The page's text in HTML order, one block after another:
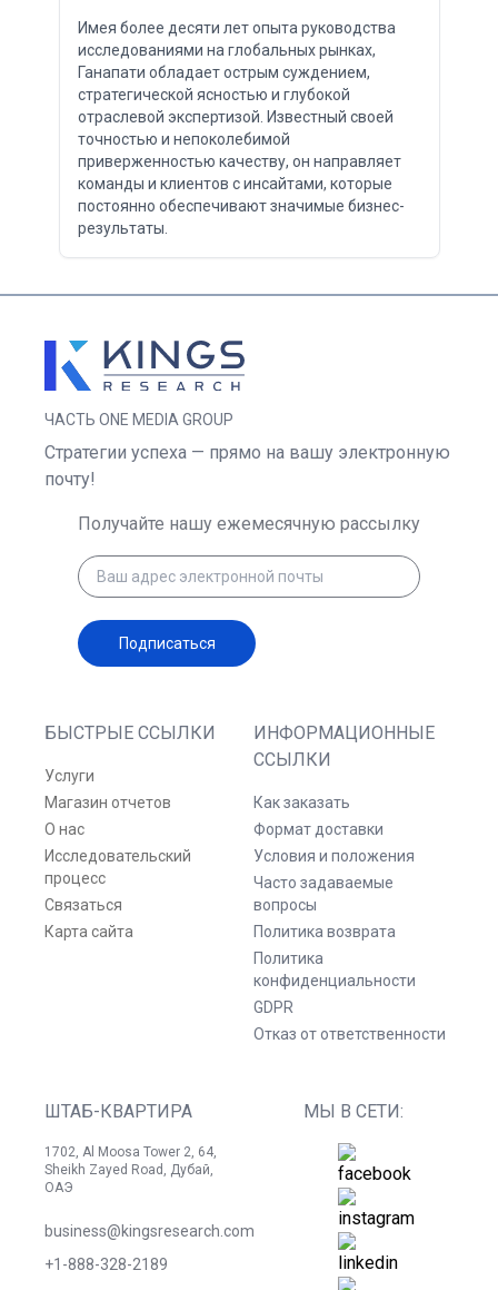
Имея более десяти лет опыта руководства
исследованиями на глобальных рынках,
Ганапати обладает острым суждением,
стратегической ясностью и глубокой
отраслевой экспертизой. Известный своей
точностью и непоколебимой
приверженностью качеству, он направляет
команды и клиентов с инсайтами, которые
постоянно обеспечивают значимые бизнес-
результаты.
ЧАСТЬ ONE MEDIA GROUP
БЫСТРЫЕ ССЫЛКИ
Услуги
Магазин отчетов
О нас
Исследовательский
процесс
Связаться
Карта сайта
ИНФОРМАЦИОННЫЕ
ССЫЛКИ
Как заказать
Формат доставки
Условия и положения
Часто задаваемые
вопросы
Политика возврата
Политика
конфиденциальности
GDPR
Отказ от ответственности
ШТАБ-КВАРТИРА
1702, Al Moosa Tower 2, 64,
Sheikh Zayed Road, Дубай,
ОАЭ
business@kingsresearch.com
+1-888-328-2189
МЫ В СЕТИ:
Стратегии успеха — прямо на вашу электронную
почту!
Получайте нашу ежемесячную рассылку
Подписаться